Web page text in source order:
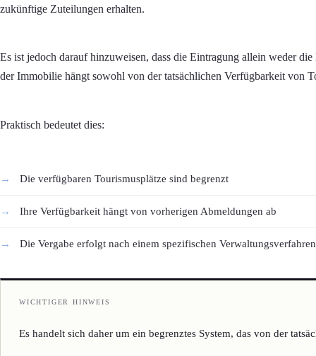
zukünftige Zuteilungen erhalten.
Es ist jedoch darauf hinzuweisen, dass die Eintragung allein weder
der Immobilie hängt sowohl von der tatsächlichen Verfügbarkeit von
Praktisch bedeutet dies:
Die verfügbaren Tourismusplätze sind begrenzt
Ihre Verfügbarkeit hängt von vorherigen Abmeldungen ab
Die Vergabe erfolgt nach einem spezifischen Verwaltungsverfahren
WICHTIGER HINWEIS
Es handelt sich daher um ein begrenztes System, das von der